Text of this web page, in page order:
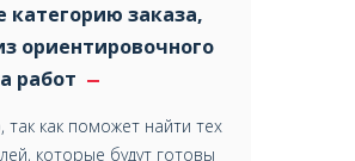
категорию заказа,
ориентировочного
работ
так как поможет найти тех
которые будут готовы